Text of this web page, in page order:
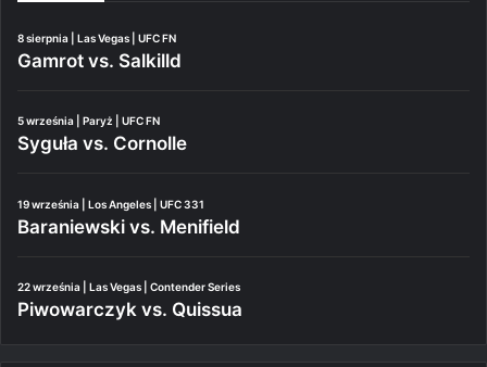
8 sierpnia | Las Vegas | UFC FN
Gamrot vs. Salkilld
5 września | Paryż | UFC FN
Syguła vs. Cornolle
19 września | Los Angeles | UFC 331
Baraniewski vs. Menifield
22 września | Las Vegas | Contender Series
Piwowarczyk vs. Quissua